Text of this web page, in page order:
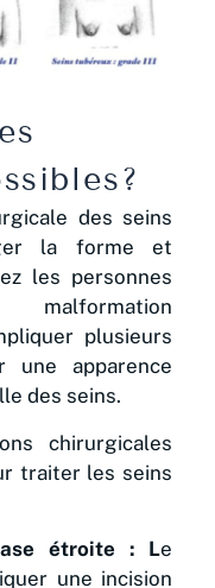
des seins
la forme et
les personnes
plusieurs
une apparence
des seins.
chirurgicales
traiter les seins
étroite : Le
une incision